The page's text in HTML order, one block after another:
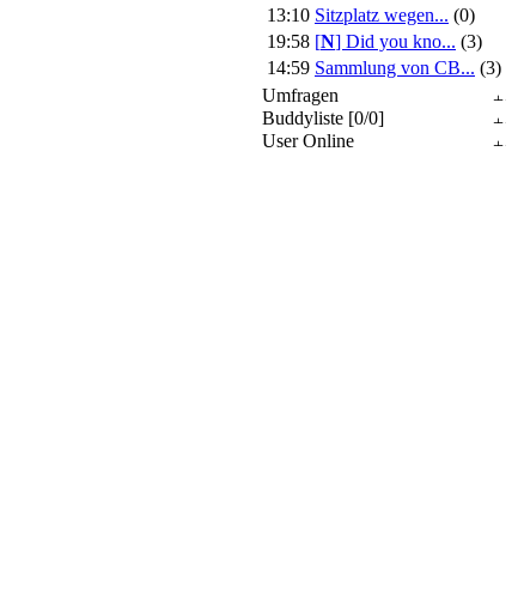
13:10 Sitzplatz wegen... (0)
19:58 [N] Did you kno... (3)
14:59 Sammlung von CB... (3)
Umfragen
Buddyliste [0/0]
User Online